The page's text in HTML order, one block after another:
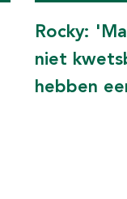
Rocky:
niet
hebben